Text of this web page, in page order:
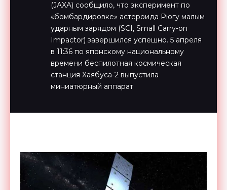
(JAXA) сообщило, что эксперимент по
«бомбардировке» астероида Рюгу малым
ударным зарядом (SCI, Small Carry-on
Impactor) завершился успешно. 5 апреля
в 11:36 по японскому национальному
времени беспилотная космическая
станция Хаябуса-2 выпустила
миниатюрный аппарат